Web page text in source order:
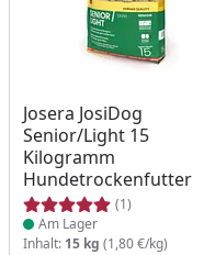
Josera JosiDog
Senior/Light 15
Kilogramm
Hundetrockenfutter
(1)
Produkt am Lager
Am Lager
Inhalt: 15 kg (1,80 €/kg)